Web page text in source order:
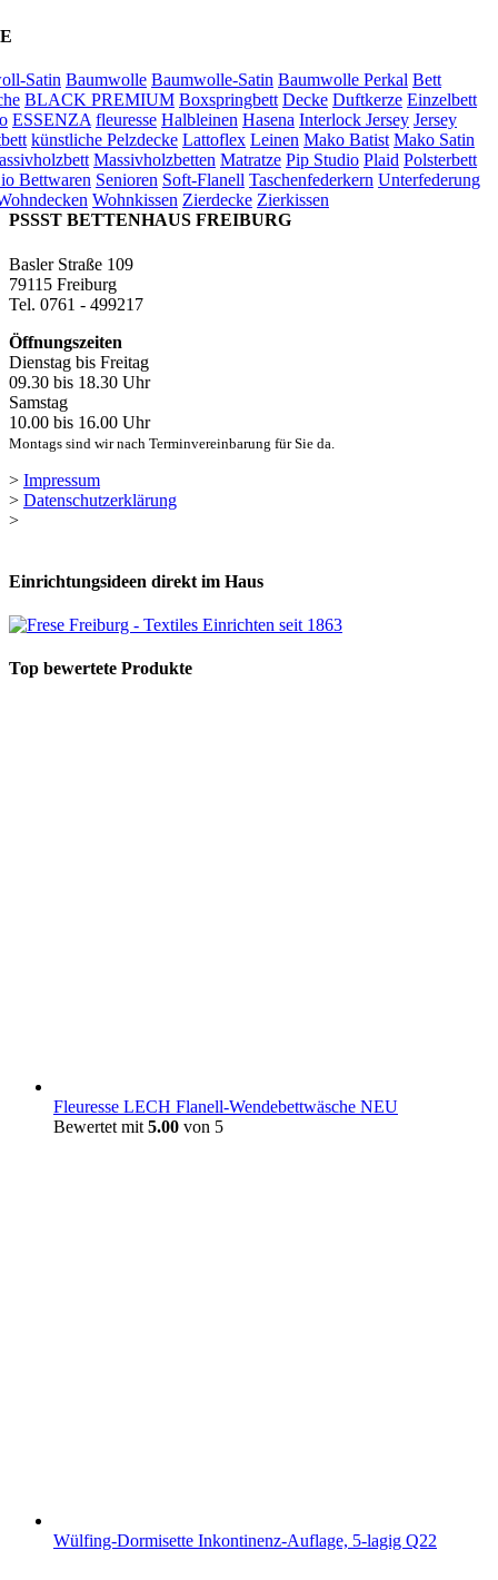
Satin Baumwolle Baumwolle-Satin Baumwolle Perkal Bett
BLACK PREMIUM Boxspringbett Decke Duftkerze Einzelbett
ESSENZA fleuresse Halbleinen Hasena Interlock Jersey Jersey
künstliche Pelzdecke Lattoflex Leinen Mako Batist Mako Satin
Massivholzbetten Matratze Pip Studio Plaid Polsterbett
Bettwaren Senioren Soft-Flanell Taschenfederkern Unterfederung
Wohnkissen Zierdecke Zierkissen
PSSST BETTENHAUS FREIBURG
Basler Straße 109
79115 Freiburg
Tel. 0761 - 499217
Öffnungszeiten
Dienstag bis Freitag
09.30 bis 18.30 Uhr
Samstag
10.00 bis 16.00 Uhr
Montags sind wir nach Terminvereinbarung für Sie da.
> Impressum
> Datenschutzerklärung
>
Einrichtungsideen direkt im Haus
Top bewertete Produkte
Fleuresse LECH Flanell-Wendebettwäsche NEU
Bewertet mit 5.00 von 5
Wülfing-Dormisette Inkontinenz-Auflage, 5-lagig Q22